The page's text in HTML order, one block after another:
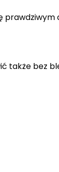
także bez